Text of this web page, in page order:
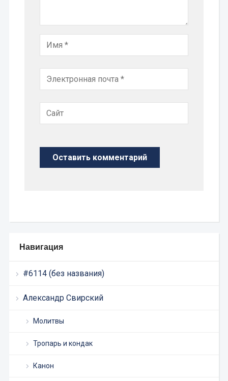
Навигация
#6114 (без названия)
Александр Свирский
Молитвы
Тропарь и кондак
Канон